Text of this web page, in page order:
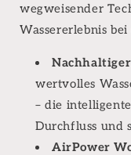
wegweisender
Wassererlebnis
Nachhaltiger
wertvolles
– die
Durchfluss und
AirPower